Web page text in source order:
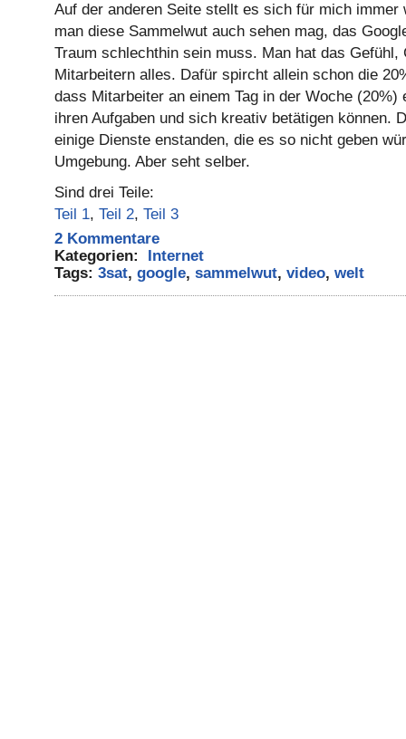
Auf der anderen Seite stellt es sich für mich immer
man diese Sammelwut auch sehen mag, das
Traum schlechthin sein muss. Man hat das Gefühl,
Mitarbeitern alles. Dafür spircht allein schon die
dass Mitarbeiter an einem Tag in der Woche (20%)
ihren Aufgaben und sich kreativ betätigen können.
einige Dienste enstanden, die es so nicht geben
Umgebung. Aber seht selber.
Sind drei Teile:
Teil 1, Teil 2, Teil 3
2 Kommentare
Kategorien: Internet
Tags: 3sat, google, sammelwut, video, welt